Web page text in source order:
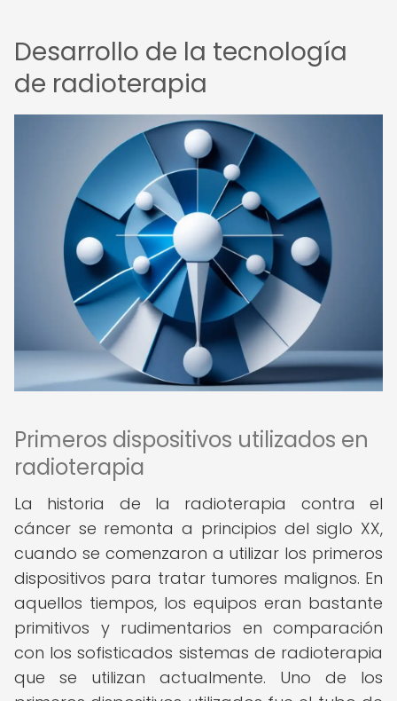
Desarrollo de la tecnología
de radioterapia
Primeros dispositivos utilizados en
radioterapia
La historia de la radioterapia contra el
cáncer se remonta a principios del siglo XX,
cuando se comenzaron a utilizar los primeros
dispositivos para tratar tumores malignos. En
aquellos tiempos, los equipos eran bastante
primitivos y rudimentarios en comparación
con los sofisticados sistemas de radioterapia
que se utilizan actualmente. Uno de los